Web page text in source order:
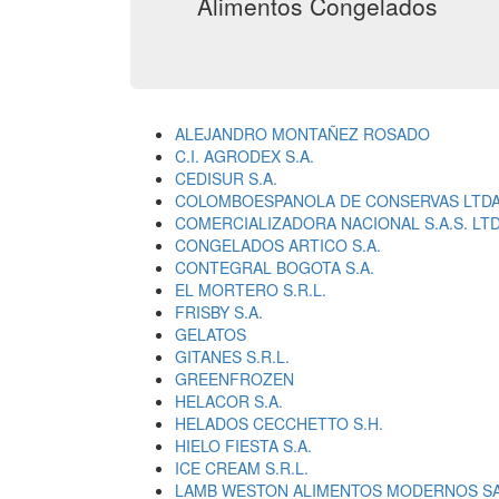
ALEJANDRO MONTAÑEZ ROSADO
C.I. AGRODEX S.A.
CEDISUR S.A.
COLOMBOESPANOLA DE CONSERVAS
COMERCIALIZADORA NACIONAL S.A.S.
CONGELADOS ARTICO S.A.
CONTEGRAL BOGOTA S.A.
EL MORTERO S.R.L.
FRISBY S.A.
GELATOS
GITANES S.R.L.
GREENFROZEN
HELACOR S.A.
HELADOS CECCHETTO S.H.
HIELO FIESTA S.A.
ICE CREAM S.R.L.
LAMB WESTON ALIMENTOS MODERNOS